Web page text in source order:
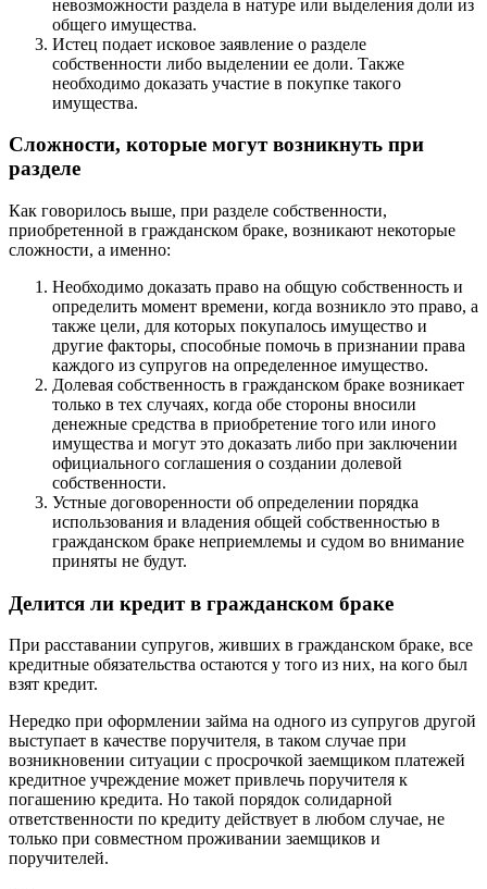
невозможности раздела в натуре или выделения доли из
общего имущества.
Истец подает исковое заявление о разделе
собственности либо выделении ее доли. Также
необходимо доказать участие в покупке такого
имущества.
Сложности, которые могут возникнуть при
разделе
Как говорилось выше, при разделе собственности,
приобретенной в гражданском браке, возникают некоторые
сложности, а именно:
Необходимо доказать право на общую собственность и
определить момент времени, когда возникло это право, а
также цели, для которых покупалось имущество и
другие факторы, способные помочь в признании права
каждого из супругов на определенное имущество.
Долевая собственность в гражданском браке возникает
только в тех случаях, когда обе стороны вносили
денежные средства в приобретение того или иного
имущества и могут это доказать либо при заключении
официального соглашения о создании долевой
собственности.
Устные договоренности об определении порядка
использования и владения общей собственностью в
гражданском браке неприемлемы и судом во внимание
приняты не будут.
Делится ли кредит в гражданском браке
При расставании супругов, живших в гражданском браке, все
кредитные обязательства остаются у того из них, на кого был
взят кредит.
Нередко при оформлении займа на одного из супругов другой
выступает в качестве поручителя, в таком случае при
возникновении ситуации с просрочкой заемщиком платежей
кредитное учреждение может привлечь поручителя к
погашению кредита. Но такой порядок солидарной
ответственности по кредиту действует в любом случае, не
только при совместном проживании заемщиков и
поручителей.